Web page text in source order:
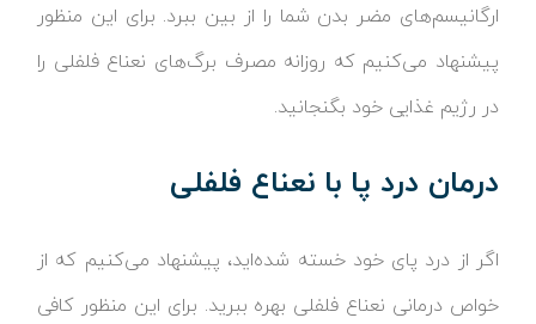
ارگانیسم‌های مضر بدن شما را از بین ببرد. برای این منظور
پیشنهاد می‌کنیم که روزانه مصرف برگ‌های نعناع فلفلی را
در رژیم غذایی خود بگنجانید.
درمان درد پا با نعناع فلفلی
اگر از درد پای خود خسته شده‌اید، پیشنهاد می‌کنیم که از
خواص درمانی نعناع فلفلی بهره ببرید. برای این منظور کافی